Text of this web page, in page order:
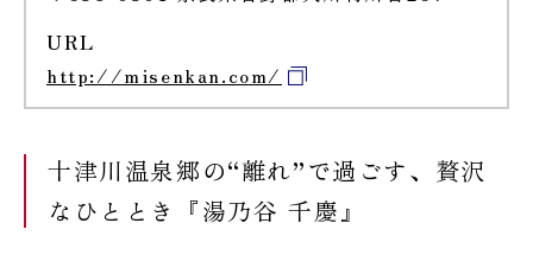
URL
http://misenkan.com/
十津川温泉郷の“離れ”で過ごす、贅沢
なひととき『湯乃谷 千慶』